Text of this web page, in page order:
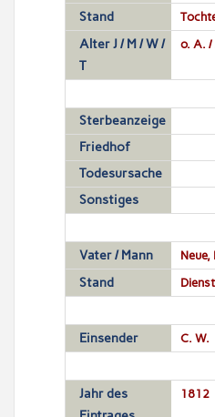
Stand
Alter J / M / W /
T
o. A. /
Sterbeanzeige
Friedhof
Todesursache
Sonstiges
Vater / Mann Neue,
Stand
Einsender C. W.
Jahr des
1812